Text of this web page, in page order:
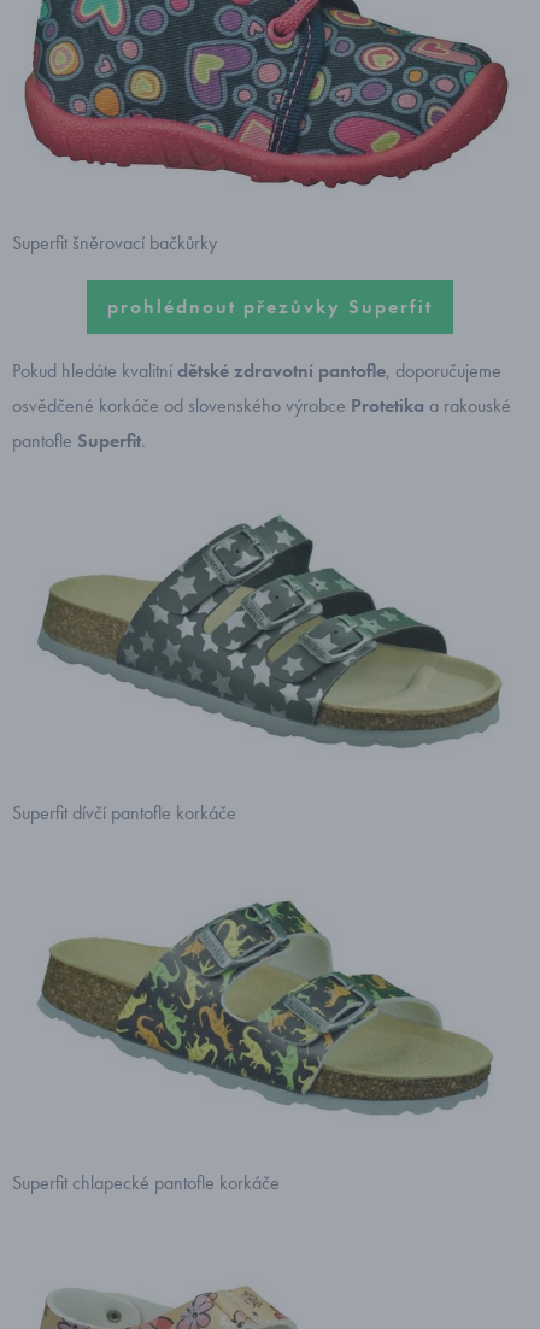
Superfit šněrovací bačkůrky
prohlédnout přezůvky Superfit
Pokud hledáte kvalitnídětské zdravotní pantofle, doporučujeme
osvědčené korkáče od slovenského výrobce Protetika a rakouské
pantofle Superfit.
Superfit dívčí pantofle korkáče
Superfit chlapecké pantofle korkáče